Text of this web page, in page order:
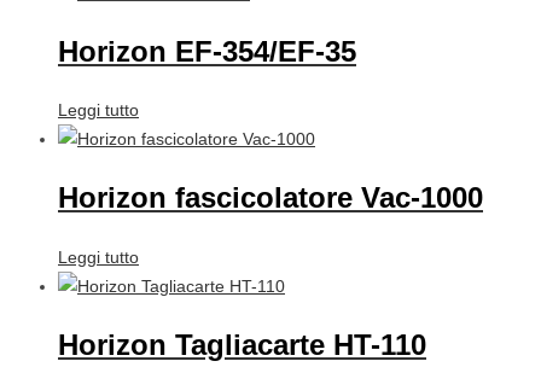
Horizon EF-354/EF-35
Leggi tutto
Horizon fascicolatore Vac-1000
Leggi tutto
Horizon Tagliacarte HT-110